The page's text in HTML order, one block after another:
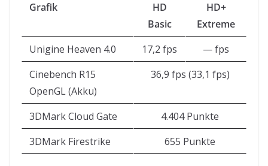
Grafik
HD
Basic
HD+
Extreme
Unigine Heaven 4.0
17,2 fps
— fps
Cinebench R15
OpenGL (Akku)
36,9 fps (33,1 fps)
3DMark Cloud Gate
4.404 Punkte
3DMark Firestrike
655 Punkte